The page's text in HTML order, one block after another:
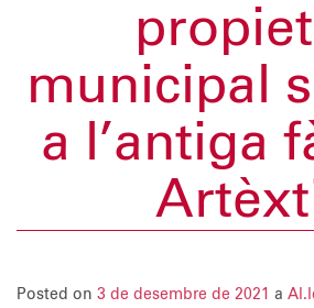
municipal
a l’antiga
Posted on 3 de desembre de 2021 a